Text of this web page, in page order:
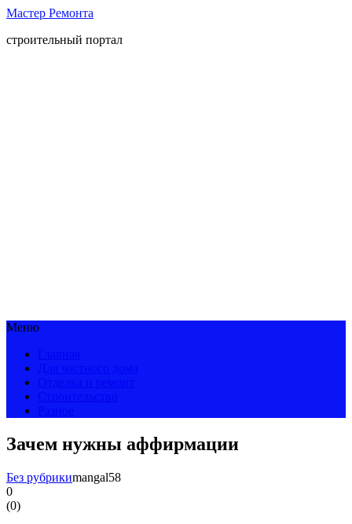
Мастер Ремонта
строительный портал
Меню
Зачем нужны аффирмации
Без рубрикиmangal58
0
(0)